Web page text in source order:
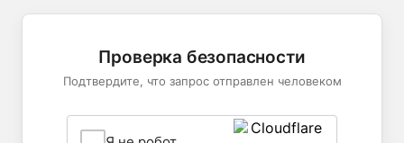
Проверка безопасности
Подтвердите, что запрос отправлен человеком